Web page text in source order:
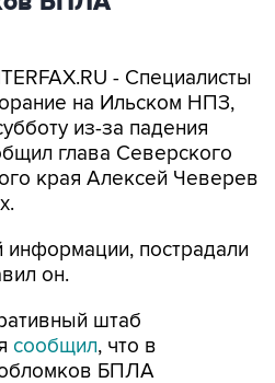
- Специалисты
на Ильском НПЗ,
из-за падения
глава Северского
края Алексей Чеверев
пострадали
он.
штаб
сообщил, что в
обломков БПЛА